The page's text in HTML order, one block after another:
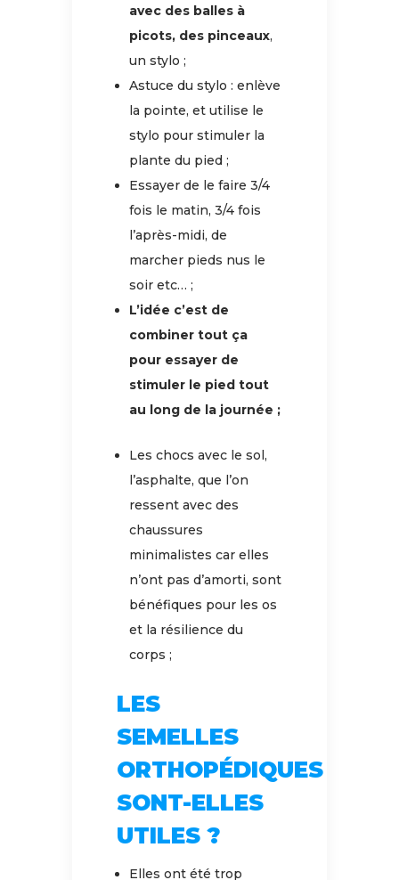
avec des balles à
picots, des pinceaux,
un stylo ;
Astuce du stylo : enlève
la pointe, et utilise le
stylo pour stimuler la
plante du pied ;
Essayer de le faire 3/4
fois le matin, 3/4 fois
l’après-midi, de
marcher pieds nus le
soir etc… ;
L’idée c’est de
combiner tout ça
pour essayer de
stimuler le pied tout
au long de la journée ;
Les chocs avec le sol,
l’asphalte, que l’on
ressent avec des
chaussures
minimalistes car elles
n’ont pas d’amorti, sont
bénéfiques pour les os
et la résilience du
corps ;
LES
SEMELLES
ORTHOPÉDIQUES
SONT-ELLES
UTILES ?
Elles ont été trop